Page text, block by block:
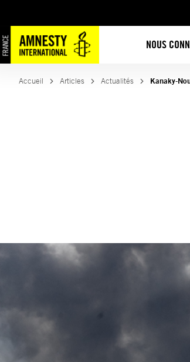
NOUS
au
contenu
Accueil Articles Actualités Kanaky-